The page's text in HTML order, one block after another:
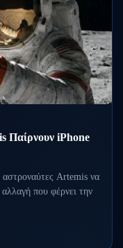
Παίρνουν iPhone
Artemis να
που φέρνει την